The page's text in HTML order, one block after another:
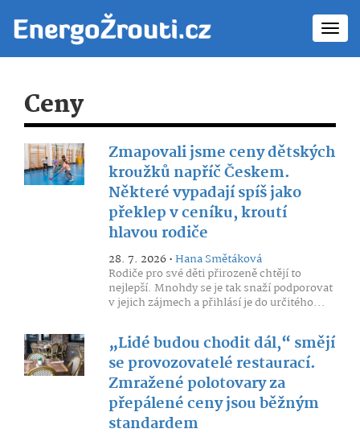
Ceny
Zmapovali jsme ceny dětských
kroužků napříč Českem.
Některé vypadají spíš jako
překlep v ceníku, kroutí
hlavou rodiče
28. 7. 2026 •Hana Smětáková
Rodiče pro své děti přirozeně chtějí to
nejlepší. Mnohdy se je tak snaží podporovat
v jejich zájmech a přihlásí je do určitého...
„Lidé budou chodit dál,“ smějí
se provozovatelé restaurací.
Zmražené polotovary za
přepálené ceny jsou běžným
standardem